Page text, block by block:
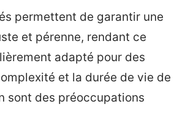
permettent de garantir une
et pérenne, rendant ce
adapté pour des
et la durée de vie de
sont des préoccupations